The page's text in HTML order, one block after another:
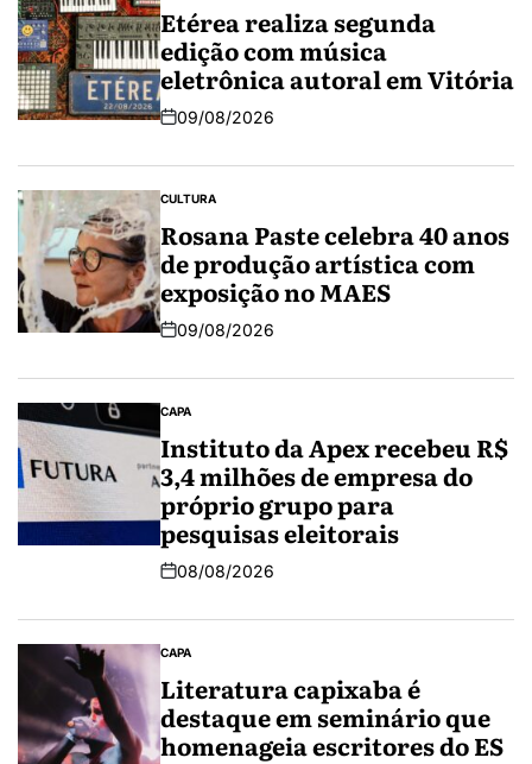
Etérea realiza segunda
edição com música
eletrônica autoral em Vitória
09/08/2026
CULTURA
Rosana Paste celebra 40 anos
de produção artística com
exposição no MAES
09/08/2026
CAPA
Instituto da Apex recebeu R$
3,4 milhões de empresa do
próprio grupo para
pesquisas eleitorais
08/08/2026
CAPA
Literatura capixaba é
destaque em seminário que
homenageia escritores do ES